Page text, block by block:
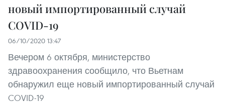
новый импортированный случай
COVID-19
06/10/2020 13:47
Вечером 6 октября, министерство
здравоохранения сообщило, что Вьетнам
обнаружил еще новый импортированный случай
COVID-19